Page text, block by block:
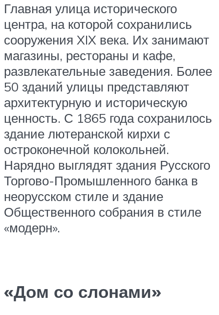
Главная улица исторического
центра, на которой сохранились
сооружения XIX века. Их занимают
магазины, рестораны и кафе,
развлекательные заведения. Более
50 зданий улицы представляют
архитектурную и историческую
ценность. С 1865 года сохранилось
здание лютеранской кирхи с
остроконечной колокольней.
Нарядно выглядят здания Русского
Торгово-Промышленного банка в
неорусском стиле и здание
Общественного собрания в стиле
«модерн».
«Дом со слонами»